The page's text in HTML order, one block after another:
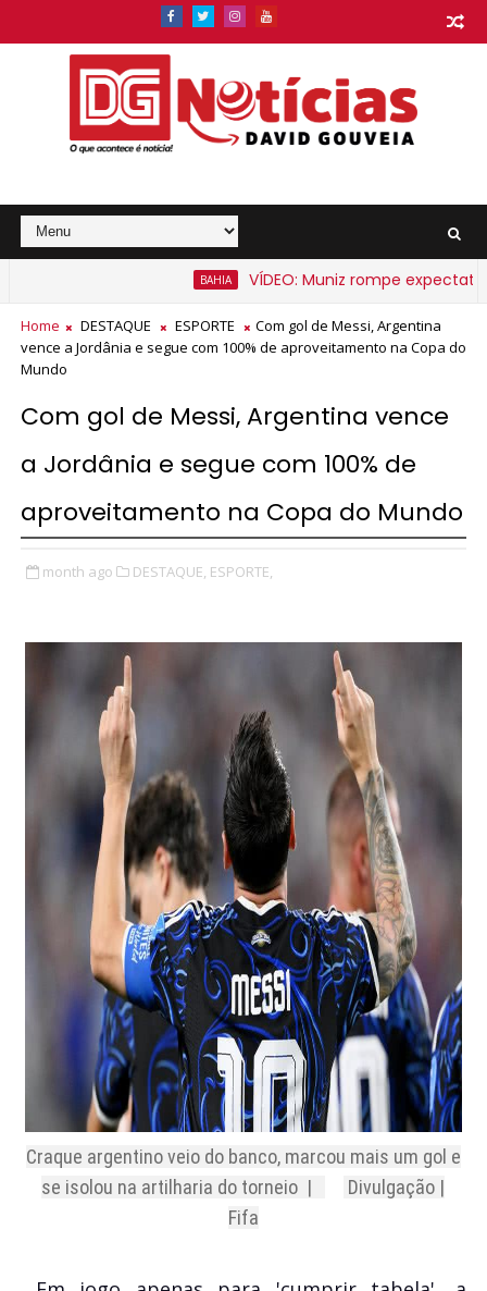
VÍDEO: Muniz rompe expectativa e
na Bahia a partir de segunda-feira
Home DESTAQUE ESPORTE
Com gol de Messi, Argentina
vence a Jordânia e segue com 100% de aproveitamento na Copa do
Mundo
Com gol de Messi, Argentina vence
a Jordânia e segue com 100% de
aproveitamento na Copa do Mundo
month ago DESTAQUE, ESPORTE,
Craque argentino veio do banco, marcou mais um gol e
se isolou na artilharia do torneio |
Divulgação |
Fifa